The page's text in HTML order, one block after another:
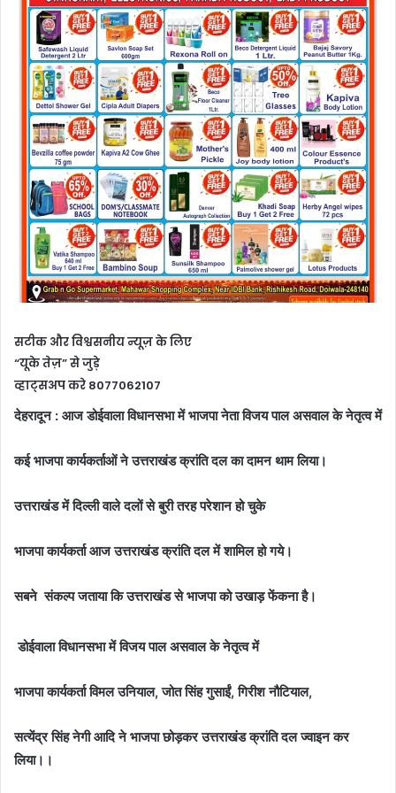
सटीक और विश्वसनीय न्यूज़ के लिए
“यूके तेज़” से जुड़े
व्हाट्सअप करे 8077062107
देहरादून : आज डोईवाला विधानसभा में भाजपा नेता विजय पाल असवाल के नेतृत्व में
कई भाजपा कार्यकर्ताओं ने उत्तराखंड क्रांति दल का दामन थाम लिया।
उत्तराखंड में दिल्ली वाले दलों से बुरी तरह परेशान हो चुके
भाजपा कार्यकर्ता आज उत्तराखंड क्रांति दल में शामिल हो गये।
सबने संकल्प जताया कि उत्तराखंड से भाजपा को उखाड़ फेंकना है।
डोईवाला विधानसभा में विजय पाल असवाल के नेतृत्व में
भाजपा कार्यकर्ता विमल उनियाल, जोत सिंह गुसाईं, गिरीश नौटियाल,
सत्येंद्र सिंह नेगी आदि ने भाजपा छोड़कर उत्तराखंड क्रांति दल ज्वाइन कर
लिया।।